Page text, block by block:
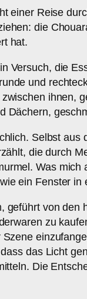
einer Reise
die
hat.
Versuch, die
und
ihnen,
Dächern,
Selbst
die durch
Was
ein Fenster
geführt von
zu
das Licht
Die